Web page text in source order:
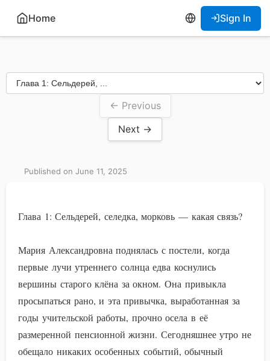
Home Sign In
← Previous
Next →
Published on June 11, 2025
Глава 1: Сельдерей, селедка, морковь — какая связь?
Мария Александровна поднялась с постели, когда
первые лучи утреннего солнца едва коснулись
вершины старого клёна за окном. Она привыкла
просыпаться рано, и эта привычка, выработанная за
годы учительской работы, прочно осела в её
размеренной пенсионной жизни. Сегодняшнее утро не
обещало никаких особенных событий, обычный